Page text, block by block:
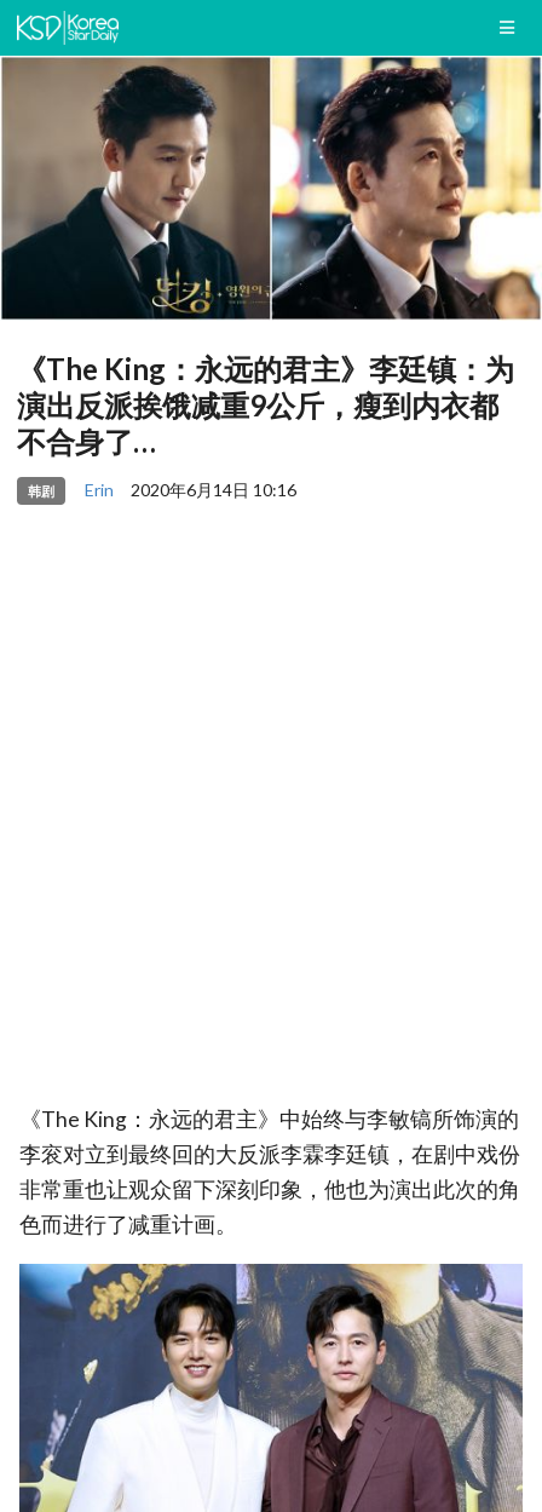
《The King：永远的君主》李廷镇：为
演出反派挨饿减重9公斤，瘦到内衣都
不合身了…
韩剧 Erin 2020年6月14日 10:16
《The King：永远的君主》中始终与李敏镐所饰演的
李衮对立到最终回的大反派李霖李廷镇，在剧中戏份
非常重也让观众留下深刻印象，他也为演出此次的角
色而进行了减重计画。